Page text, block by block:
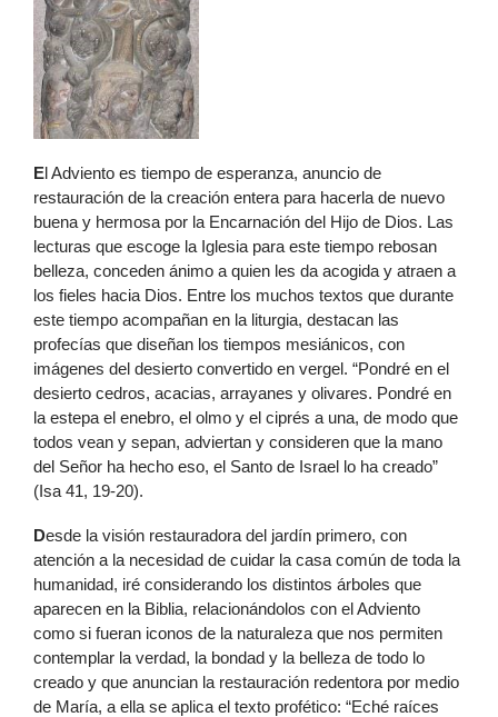
El Adviento es tiempo de esperanza, anuncio de
restauración de la creación entera para hacerla de nuevo
buena y hermosa por la Encarnación del Hijo de Dios. Las
lecturas que escoge la Iglesia para este tiempo rebosan
belleza, conceden ánimo a quien les da acogida y atraen a
los fieles hacia Dios. Entre los muchos textos que durante
este tiempo acompañan en la liturgia, destacan las
profecías que diseñan los tiempos mesiánicos, con
imágenes del desierto convertido en vergel. “Pondré en el
desierto cedros, acacias, arrayanes y olivares. Pondré en
la estepa el enebro, el olmo y el ciprés a una, de modo que
todos vean y sepan, adviertan y consideren que la mano
del Señor ha hecho eso, el Santo de Israel lo ha creado”
(Isa 41, 19-20).
Desde la visión restauradora del jardín primero, con
atención a la necesidad de cuidar la casa común de toda la
humanidad, iré considerando los distintos árboles que
aparecen en la Biblia, relacionándolos con el Adviento
como si fueran iconos de la naturaleza que nos permiten
contemplar la verdad, la bondad y la belleza de todo lo
creado y que anuncian la restauración redentora por medio
de María, a ella se aplica el texto profético: “Eché raíces